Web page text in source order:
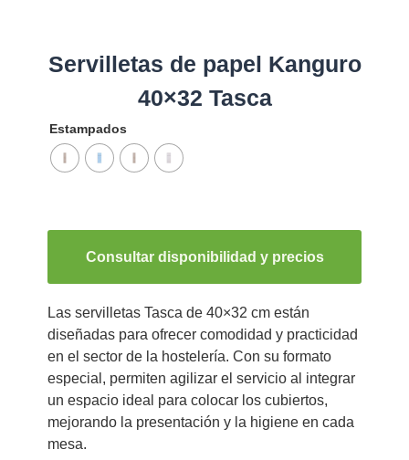
Servilletas de papel Kanguro
40×32 Tasca
Estampados
Consultar disponibilidad y precios
Las servilletas Tasca de 40×32 cm están
diseñadas para ofrecer comodidad y practicidad
en el sector de la hostelería. Con su formato
especial, permiten agilizar el servicio al integrar
un espacio ideal para colocar los cubiertos,
mejorando la presentación y la higiene en cada
mesa.